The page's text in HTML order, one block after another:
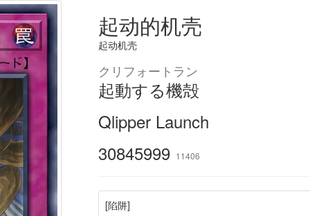
起动的机壳
起动机壳
クリフォートラン
起動する機殻
Qlipper Launch
30845999 11406
[陷阱]